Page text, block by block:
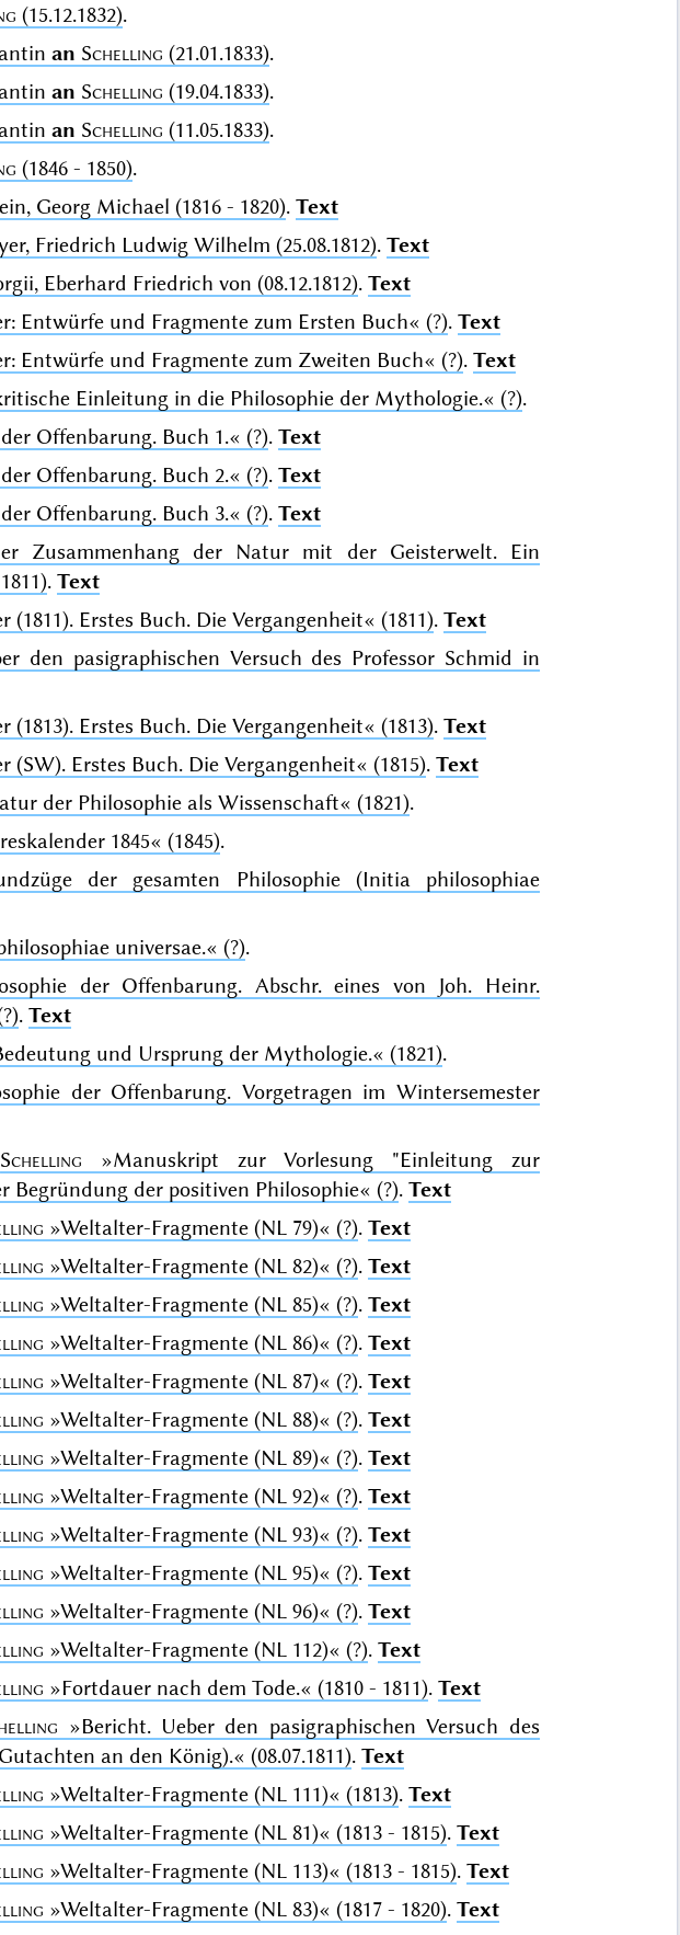
(15.12.1832).
an Schelling (21.01.1833).
an Schelling (19.04.1833).
an Schelling (11.05.1833).
(1846 - 1850).
Georg Michael (1816 - 1820). Text
Friedrich Ludwig Wilhelm (25.08.1812). Text
Eberhard Friedrich von (08.12.1812). Text
Entwürfe und Fragmente zum Ersten Buch« (?). Text
Entwürfe und Fragmente zum Zweiten Buch« (?). Text
Einleitung in die Philosophie der Mythologie.« (?).
Offenbarung. Buch 1.« (?). Text
Offenbarung. Buch 2.« (?). Text
Offenbarung. Buch 3.« (?). Text
Zusammenhang der Natur mit der Geisterwelt. Ein
. Text
(1811). Erstes Buch. Die Vergangenheit« (1811). Text
den pasigraphischen Versuch des Professor Schmid in
(1813). Erstes Buch. Die Vergangenheit« (1813). Text
(SW). Erstes Buch. Die Vergangenheit« (1815). Text
der Philosophie als Wissenschaft« (1821).
1845« (1845).
der gesamten Philosophie (Initia philosophiae
universae.« (?).
der Offenbarung. Abschr. eines von Joh. Heinr.
. Text
und Ursprung der Mythologie.« (1821).
der Offenbarung. Vorgetragen im Wintersemester
Schelling
»Manuskript zur Vorlesung "Einleitung zur
Begründung der positiven Philosophie« (?). Text
»Weltalter-Fragmente (NL 79)« (?). Text
»Weltalter-Fragmente (NL 82)« (?). Text
»Weltalter-Fragmente (NL 85)« (?). Text
»Weltalter-Fragmente (NL 86)« (?). Text
»Weltalter-Fragmente (NL 87)« (?). Text
»Weltalter-Fragmente (NL 88)« (?). Text
»Weltalter-Fragmente (NL 89)« (?). Text
»Weltalter-Fragmente (NL 92)« (?). Text
»Weltalter-Fragmente (NL 93)« (?). Text
»Weltalter-Fragmente (NL 95)« (?). Text
»Weltalter-Fragmente (NL 96)« (?). Text
»Weltalter-Fragmente (NL 112)« (?). Text
»Fortdauer nach dem Tode.« (1810 - 1811). Text
»Bericht. Ueber den pasigraphischen Versuch des
an den König).« (08.07.1811). Text
»Weltalter-Fragmente (NL 111)« (1813). Text
»Weltalter-Fragmente (NL 81)« (1813 - 1815). Text
»Weltalter-Fragmente (NL 113)« (1813 - 1815). Text
»Weltalter-Fragmente (NL 83)« (1817 - 1820). Text